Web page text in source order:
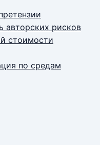
авторских рисков
стоимости
по средам